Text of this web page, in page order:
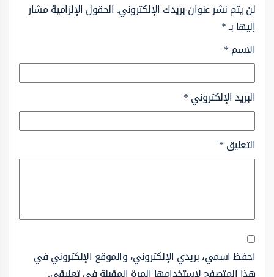
لن يتم نشر عنوان بريدك الإلكتروني. الحقول الإلزامية مشار
إليها بـ*
الاسم*
البريد الإلكتروني*
التعليق*
احفظ اسمي، بريدي الإلكتروني، والموقع الإلكتروني في